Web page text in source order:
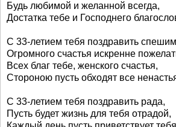
Будь любимой и желанной всегда,
Достатка тебе и Господнего
С 33-летием тебя поздравить
Огромного счастья искренне
Всех благ тебе, женского счастья,
Стороною пусть обходят все
С 33-летием тебя поздравить рада,
Пусть будет жизнь для тебя отрадой,